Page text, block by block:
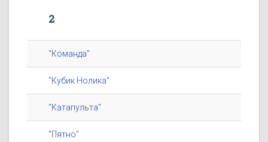
2
"Команда"
"Кубик Нолика"
"Катапульта"
"Пятно"